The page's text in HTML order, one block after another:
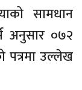
सामधान
अनुसार ०७२
उल्लेख